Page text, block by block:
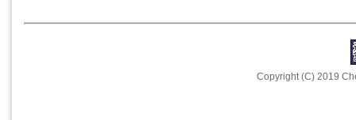
Copyright (C) 2019